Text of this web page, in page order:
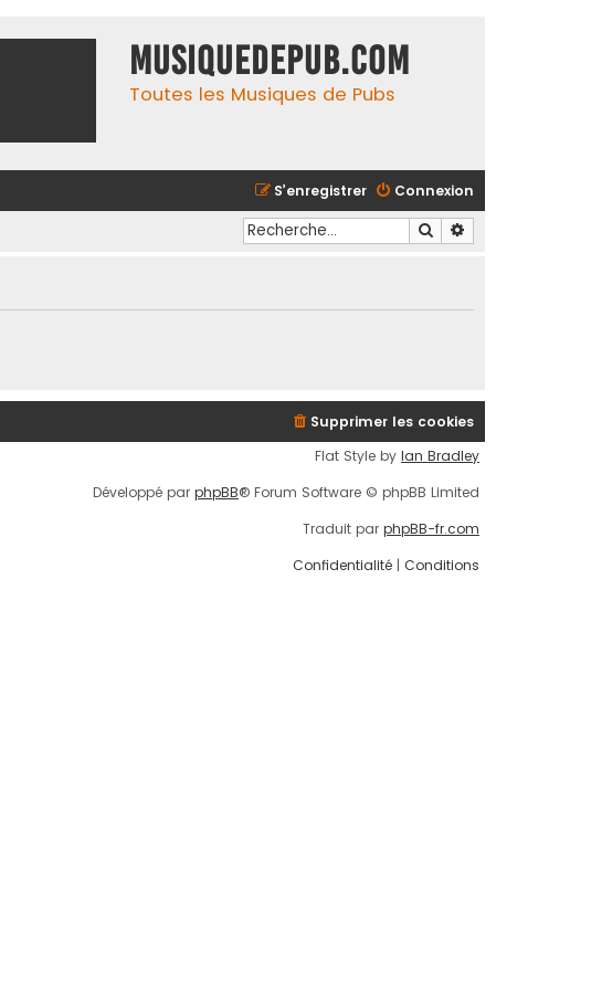
MusiqueDePub.com
Toutes les Musiques de Pubs
Connexion
S’enregistrer
Rechercher
Supprimer les cookies
Flat Style by Ian Bradley
Développé par phpBB® Forum Software © phpBB Limited
Traduit par phpBB-fr.com
Confidentialité | Conditions